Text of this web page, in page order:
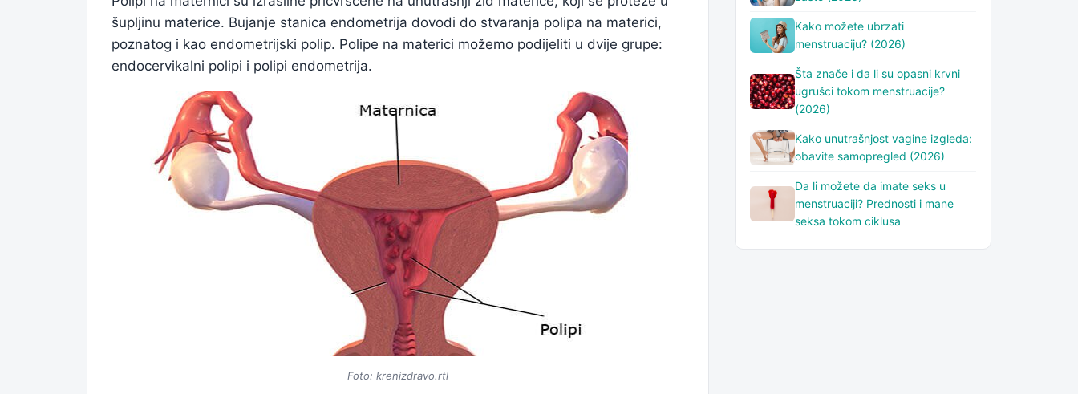
šupljinu materice. Bujanje stanica endometrija dovodi do stvaranja polipa na materici,
poznatog i kao endometrijski polip. Polipe na materici možemo podijeliti u dvije grupe:
endocervikalni polipi i polipi endometrija.
Foto: krenizdravo.rtl
Kako možete ubrzati
menstruaciju? (2026)
Šta znače i da li su opasni krvni
ugrušci tokom menstruacije?
(2026)
Kako unutrašnjost vagine izgleda:
obavite samopregled (2026)
Da li možete da imate seks u
menstruaciji? Prednosti i mane
seksa tokom ciklusa